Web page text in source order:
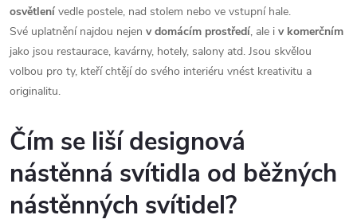
osvětlení vedle postele, nad stolem nebo ve vstupní hale.
Své uplatnění najdou nejen v domácím prostředí, ale i v komerčním
jako jsou restaurace, kavárny, hotely, salony atd. Jsou skvělou
volbou pro ty, kteří chtějí do svého interiéru vnést kreativitu a
originalitu.
Čím se liší designová
nástěnná svítidla od běžných
nástěnných svítidel?